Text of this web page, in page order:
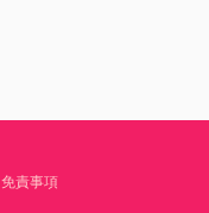
免責事項